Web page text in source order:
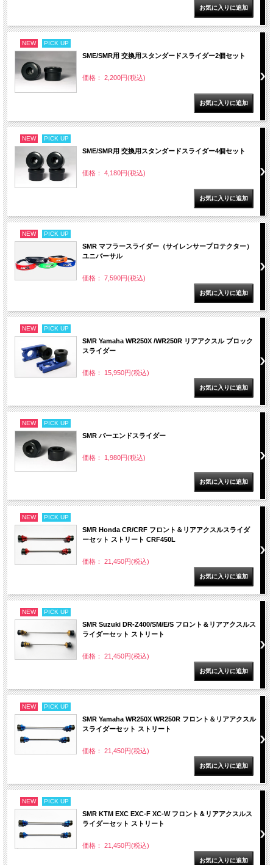
NEW PICK UP
SME/SMR用 交換用スタンダードスライダー2個セット
価格： 2,200円(税込)
NEW PICK UP
SME/SMR用 交換用スタンダードスライダー4個セット
価格： 4,180円(税込)
NEW PICK UP
SMR マフラースライダー（サイレンサープロテクター）
ユニバーサル
価格： 7,590円(税込)
NEW PICK UP
SMR Yamaha WR250X /WR250R リアアクスル ブロック
スライダー
価格： 15,950円(税込)
NEW PICK UP
SMR バーエンドスライダー
価格： 1,980円(税込)
NEW PICK UP
SMR Honda CR/CRF フロント＆リアアクスルスライダ
ーセット ストリート CRF450L
価格： 21,450円(税込)
NEW PICK UP
SMR Suzuki DR-Z400/SM/E/S フロント＆リアアクスルス
ライダーセット ストリート
価格： 21,450円(税込)
NEW PICK UP
SMR Yamaha WR250X WR250R フロント＆リアアクスル
スライダーセット ストリート
価格： 21,450円(税込)
NEW PICK UP
SMR KTM EXC EXC-F XC-W フロント＆リアアクスルス
ライダーセット ストリート
価格： 21,450円(税込)